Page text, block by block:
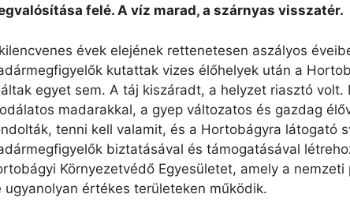
felé. A víz marad, a szárnyas visszatér.
évek elejének rettenetesen aszályos
kutattak vizes élőhelyek után a
egyet sem. A táj kiszáradt, a helyzet riasztó volt.
madarakkal, a gyep változatos és gazdag
tenni kell valamit, és a Hortobágyra látogató
biztatásával és támogatásával
Környezetvédő Egyesületet, amely a nemzeti
ugyanolyan értékes területeken működik.